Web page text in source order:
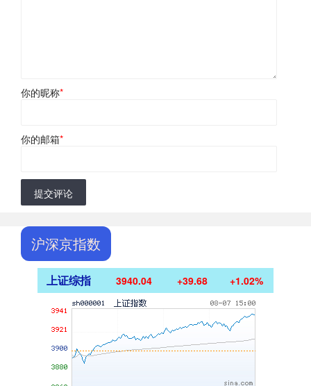
你的昵称*
你的邮箱*
提交评论
沪深京指数
上证综指 3940.04 +39.68 +1.02%